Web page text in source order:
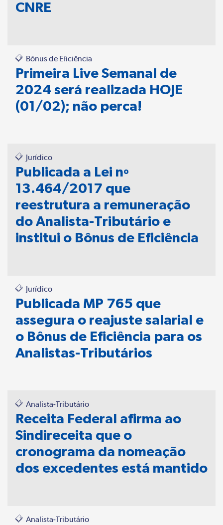
CNRE
Bônus de Eficiência
Primeira Live Semanal de
2024 será realizada HOJE
(01/02); não perca!
Jurídico
Publicada a Lei nº
13.464/2017 que
reestrutura a remuneração
do Analista-Tributário e
institui o Bônus de Eficiência
Jurídico
Publicada MP 765 que
assegura o reajuste salarial e
o Bônus de Eficiência para os
Analistas-Tributários
Analista-Tributário
Receita Federal afirma ao
Sindireceita que o
cronograma da nomeação
dos excedentes está mantido
Analista-Tributário